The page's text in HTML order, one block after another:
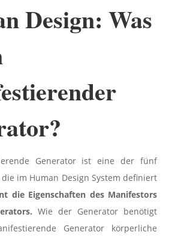
Design: Was
Generator ist eine der fünf
die im Human Design System definiert
die Eigenschaften des Manifestors
Wie der Generator benötigt
Generator körperliche